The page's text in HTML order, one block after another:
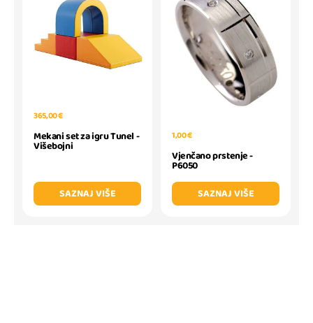
365,00 €
Mekani set za igru Tunel -
Višebojni
SAZNAJ VIŠE
1,00 €
Vjenčano prstenje -
P6050
SAZNAJ VIŠE